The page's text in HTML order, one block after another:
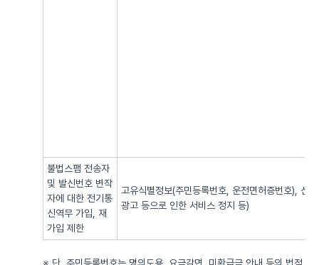
불법스팸 전송자
및 발신번호 변작
자에 대한 전기통
신역무 가입, 재
가입 제한
고유식별정보(주민등록번호, 운전면허증번호), 신
광고 등으로 인한 서비스 정지 등)